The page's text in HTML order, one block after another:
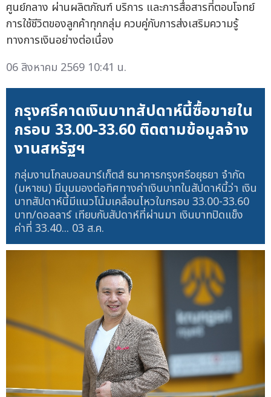
ศูนย์กลาง ผ่านผลิตภัณฑ์ บริการ และการสื่อสารที่ตอบโจทย์
การใช้ชีวิตของลูกค้าทุกกลุ่ม ควบคู่กับการส่งเสริมความรู้
ทางการเงินอย่างต่อเนื่อง
06 สิงหาคม 2569 10:41 น.
กรุงศรีคาดเงินบาทสัปดาห์นี้ซื้อขายใน
กรอบ 33.00-33.60 ติดตามข้อมูลจ้าง
งานสหรัฐฯ
กลุ่มงานโกลบอลมาร์เก็ตส์ ธนาคารกรุงศรีอยุธยา จำกัด
(มหาชน) มีมุมมองต่อทิศทางค่าเงินบาทในสัปดาห์นี้ว่า เงิน
บาทสัปดาห์นี้มีแนวโน้มเคลื่อนไหวในกรอบ 33.00-33.60
บาท/ดอลลาร์ เทียบกับสัปดาห์ที่ผ่านมา เงินบาทปิดแข็ง
ค่าที่ 33.40... 03 ส.ค.